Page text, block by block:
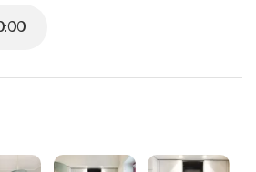
vari utensili da cucina, come la